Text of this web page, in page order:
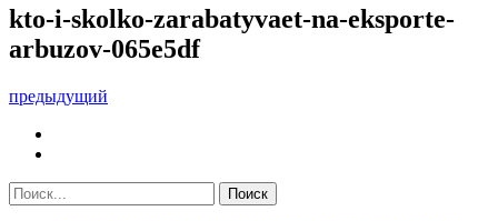
kto-i-skolko-zarabatyvaet-na-eksporte-
arbuzov-065e5df
предыдущий